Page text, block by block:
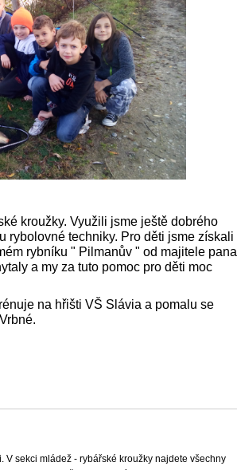
kroužky. Využili jsme ještě dobrého
rybolovné techniky. Pro děti jsme získali
rybníku " Pilmanův " od majitele pana
a my za tuto pomoc pro děti moc
na hřišti VŠ Slávia a pomalu se
V sekci mládež - rybářské kroužky najdete všechny